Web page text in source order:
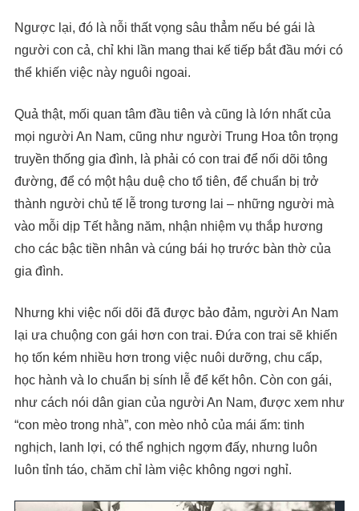
Ngược lại, đó là nỗi thất vọng sâu thẳm nếu bé gái là
người con cả, chỉ khi lần mang thai kế tiếp bắt đầu mới có
thể khiến việc này nguôi ngoai.
Quả thật, mối quan tâm đầu tiên và cũng là lớn nhất của
mọi người An Nam, cũng như người Trung Hoa tôn trọng
truyền thống gia đình, là phải có con trai để nối dõi tông
đường, để có một hậu duệ cho tổ tiên, để chuẩn bị trở
thành người chủ tế lễ trong tương lai – những người mà
vào mỗi dịp Tết hằng năm, nhận nhiệm vụ thắp hương
cho các bậc tiền nhân và cúng bái họ trước bàn thờ của
gia đình.
Nhưng khi việc nối dõi đã được bảo đảm, người An Nam
lại ưa chuộng con gái hơn con trai. Đứa con trai sẽ khiến
họ tốn kém nhiều hơn trong việc nuôi dưỡng, chu cấp,
học hành và lo chuẩn bị sính lễ để kết hôn. Còn con gái,
như cách nói dân gian của người An Nam, được xem như
“con mèo trong nhà”, con mèo nhỏ của mái ấm: tinh
nghịch, lanh lợi, có thể nghịch ngợm đấy, nhưng luôn
luôn tỉnh táo, chăm chỉ làm việc không ngơi nghỉ.